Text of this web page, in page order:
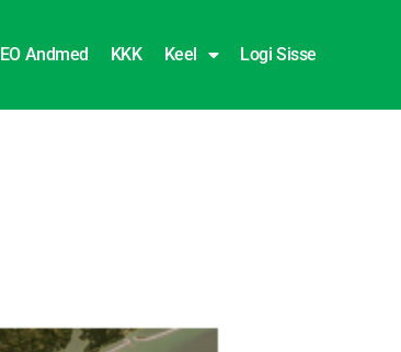
EO Andmed KKK Keel Logi Sisse